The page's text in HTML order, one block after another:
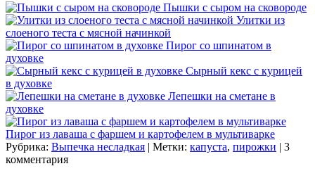
Пышки с сыром на сковороде
Улитки из
слоеного теста с мясной начинкой
Пирог со шпинатом в
духовке
Сырный кекс с курицей
в духовке
Лепешки на сметане в
духовке
Пирог из лаваша с фаршем и картофелем в мультиварке
Рубрика: Выпечка несладкая | Метки: капуста, пирожки | 3
комментария